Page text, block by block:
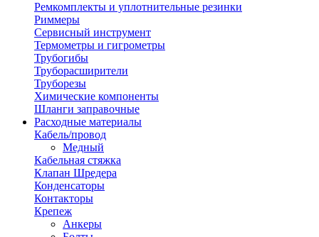
Ремкомплекты и уплотнительные резинки
Риммеры
Сервисный инструмент
Термометры и гигрометры
Трубогибы
Труборасширители
Труборезы
Химические компоненты
Шланги заправочные
Расходные материалы
Кабель/провод
Медный
Кабельная стяжка
Клапан Шредера
Конденсаторы
Контакторы
Крепеж
Анкеры